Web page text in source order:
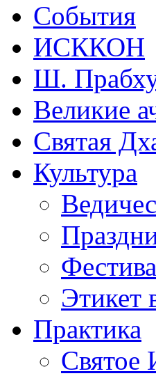
События
ИСККОН
Ш.
Великие
Святая
Культура
Этикет
Практика
Святое